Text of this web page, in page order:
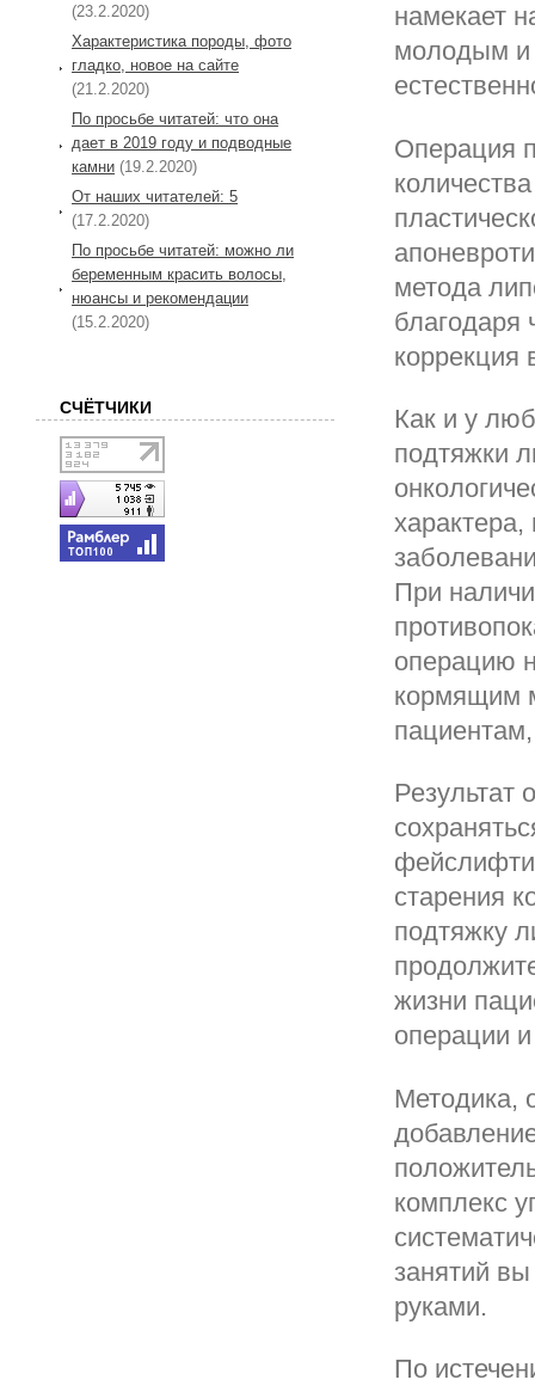
намекает
молодым и
Операция
метода
благодаря
коррекция
Как и у
подтяжки
При
операцию
кормящим
Результат
старения
подтяжку
жизни
операции
Методика,
комплекс
занятий
руками.
По
(23.2.2020)
Характеристика породы, фото
гладко, новое на сайте
(21.2.2020)
По просьбе читатей: что она
дает в 2019 году и подводные
камни (19.2.2020)
От наших читателей: 5
(17.2.2020)
По просьбе читатей: можно ли
беременным красить волосы,
нюансы и рекомендации
(15.2.2020)
СЧЁТЧИКИ